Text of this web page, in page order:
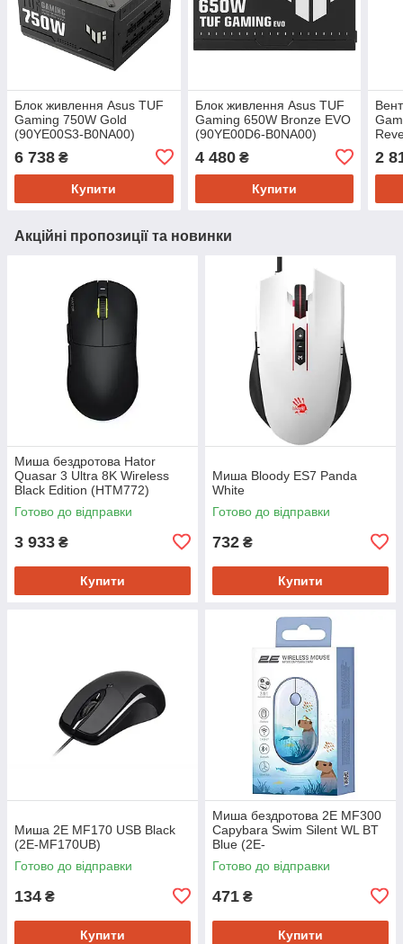
Блок живлення Asus TUF
Gaming 750W Gold
(90YE00S3-B0NA00)
6 738 ₴
Купити
Блок живлення Asus TUF
Gaming 650W Bronze EVO
(90YE00D6-B0NA00)
4 480₴
Купити
2
Акційні пропозиції та новинки
Миша бездротова Hator
Quasar 3 Ultra 8K Wireless
Black Edition (HTM772)
Готово до відправки
3 933 ₴
Купити
Миша Bloody ES7 Panda
White
Готово до відправки
732 ₴
Купити
Миша 2E MF170 USB Black
(2E-MF170UB)
Готово до відправки
134 ₴
Купити
Миша бездротова 2E MF300
Capybara Swim Silent WL BT
Blue (2E-
MF300WCAPIBARABL)
Готово до відправки
471 ₴
Купити